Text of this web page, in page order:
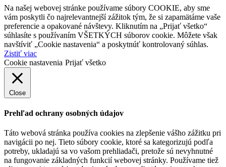
Na našej webovej stránke používame súbory COOKIE, aby sme
vám poskytli čo najrelevantnejší zážitok tým, že si zapamätáme vaše
preferencie a opakované návštevy. Kliknutím na „Prijať všetko“
súhlasíte s používaním VŠETKÝCH súborov cookie. Môžete však
navštíviť „Cookie nastavenia“ a poskytnúť kontrolovaný súhlas.
Zistiť viac
Cookie nastavenia Prijať všetko
Close
Prehľad ochrany osobných údajov
Táto webová stránka používa cookies na zlepšenie vášho zážitku pri
navigácii po nej. Tieto súbory cookie, ktoré sa kategorizujú podľa
potreby, ukladajú sa vo vašom prehliadači, pretože sú nevyhnutné
na fungovanie základných funkcií webovej stránky. Používame tiež